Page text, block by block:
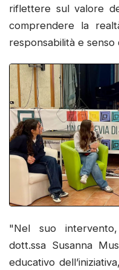
riflettere sul valore
comprendere la
responsabilità e senso
"Nel suo
dott.ssa Susanna
educativo